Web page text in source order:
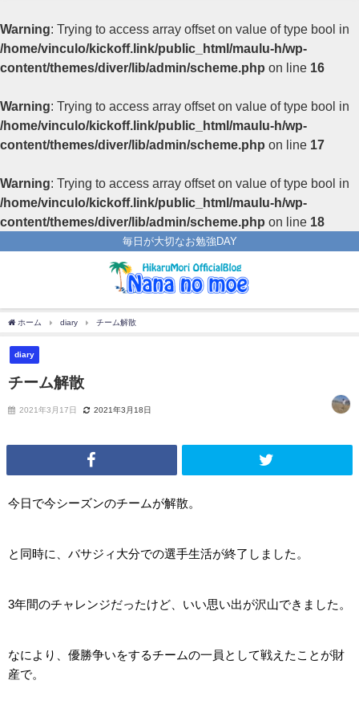
Warning: Trying to access array offset on value of type bool in
/home/vinculo/kickoff.link/public_html/maulu-h/wp-
content/themes/diver/lib/admin/scheme.php on line 16
Warning: Trying to access array offset on value of type bool in
/home/vinculo/kickoff.link/public_html/maulu-h/wp-
content/themes/diver/lib/admin/scheme.php on line 17
Warning: Trying to access array offset on value of type bool in
/home/vinculo/kickoff.link/public_html/maulu-h/wp-
content/themes/diver/lib/admin/scheme.php on line 18
毎日が大切なお勉強DAY
ホーム diary チーム解散
diary
チーム解散
2021年3月17日 2021年3月18日
今日で今シーズンのチームが解散。
と同時に、バサジィ大分での選手生活が終了しました。
3年間のチャレンジだったけど、いい思い出が沢山できました。
なにより、優勝争いをするチームの一員として戦えたことが財
産で。